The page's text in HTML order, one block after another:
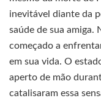
inevitável diante da
saúde de sua amiga.
começado a
em sua vida. O
aperto de mão
catalisaram essa